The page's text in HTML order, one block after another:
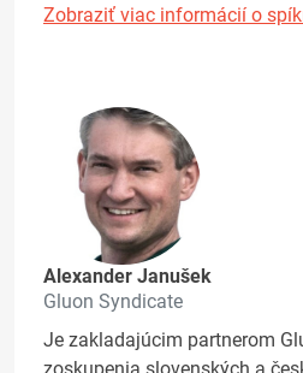
Zobraziť viac informácií o
Alexander Janušek
Gluon Syndicate
Je zakladajúcim partnerom